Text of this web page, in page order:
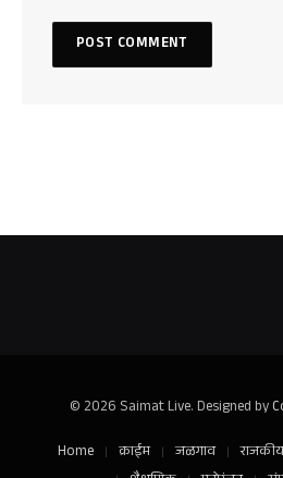
© 2026 Saimat Live. Designed by
Home
क्राईम जळगाव राजकीय